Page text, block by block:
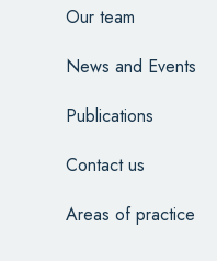
Our team
News and Events
Publications
Contact us
Areas of practice